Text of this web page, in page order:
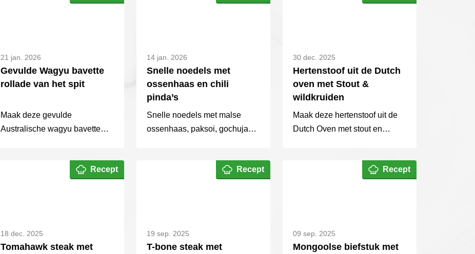
21 jan. 2026
Gevulde Wagyu bavette
rollade van het spit
Maak deze gevulde
Australische wagyu bavette
14 jan. 2026
Snelle noedels met
ossenhaas en chili
pinda’s
Snelle noedels met malse
ossenhaas, paksoi, gochujang
30 dec. 2025
Hertenstoof uit de Dutch
oven met Stout &
wildkruiden
Maak deze hertenstoof uit de
Dutch Oven met stout en
hertenvlees en diepe
Recept
18 dec. 2025
Tomahawk steak met
Recept
19 sep. 2025
T-bone steak met
Recept
09 sep. 2025
Mongoolse biefstuk met